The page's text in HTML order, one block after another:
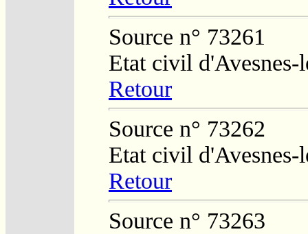
Source n° 73261
Etat civil d'Avesnes-
Retour
Source n° 73262
Etat civil d'Avesnes-
Retour
Source n° 73263